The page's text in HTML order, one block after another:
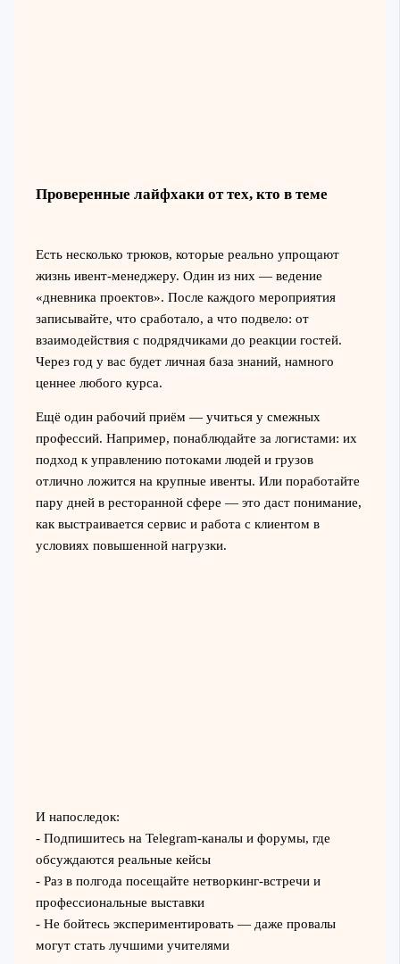
Проверенные лайфхаки от тех, кто в теме
Есть несколько трюков, которые реально упрощают
жизнь ивент-менеджеру. Один из них — ведение
«дневника проектов». После каждого мероприятия
записывайте, что сработало, а что подвело: от
взаимодействия с подрядчиками до реакции гостей.
Через год у вас будет личная база знаний, намного
ценнее любого курса.
Ещё один рабочий приём — учиться у смежных
профессий. Например, понаблюдайте за логистами: их
подход к управлению потоками людей и грузов
отлично ложится на крупные ивенты. Или поработайте
пару дней в ресторанной сфере — это даст понимание,
как выстраивается сервис и работа с клиентом в
условиях повышенной нагрузки.
И напоследок:
- Подпишитесь на Telegram-каналы и форумы, где
обсуждаются реальные кейсы
- Раз в полгода посещайте нетворкинг-встречи и
профессиональные выставки
- Не бойтесь экспериментировать — даже провалы
могут стать лучшими учителями